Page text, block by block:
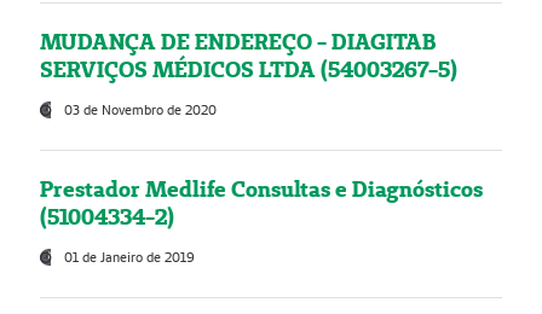
MUDANÇA DE ENDEREÇO - DIAGITAB
SERVIÇOS MÉDICOS LTDA (54003267-5)
03 de Novembro de 2020
Prestador Medlife Consultas e Diagnósticos
(51004334-2)
01 de Janeiro de 2019